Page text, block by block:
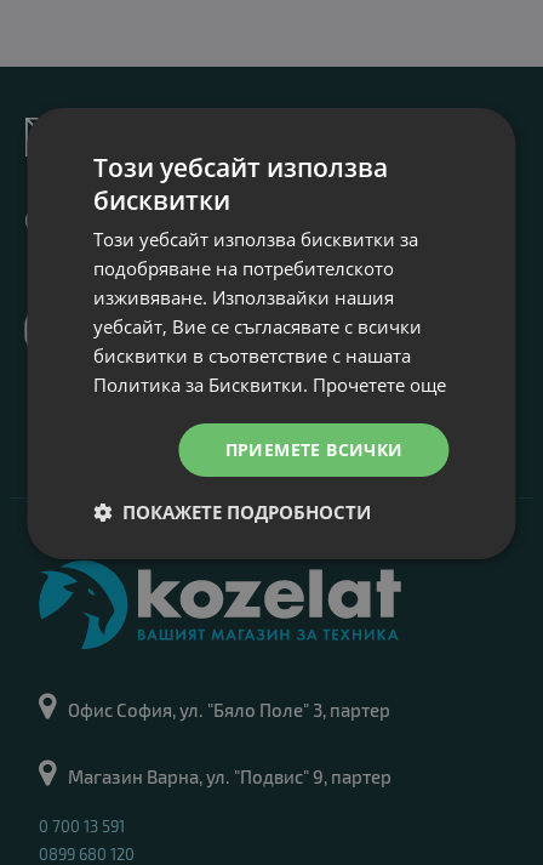
office@kozelat.com
0899 680 120
Понеделник - Петък: 9:00 - 17:30
Viber
0899 680 120
КОНТАКТНА ФОРМА
Офис София, ул. "Бяло Поле" 3, партер
Магазин Варна, ул. "Подвис" 9, партер
0 700 13 591
0899 680 120
Този уебсайт използва
бисквитки
Този уебсайт използва бисквитки за
подобряване на потребителското
изживяване. Използвайки нашия
уебсайт, Вие се съгласявате с всички
бисквитки в съответствие с нашата
Политика за Бисквитки. Прочетете още
ПРИЕМЕТЕ ВСИЧКИ
ПОКАЖЕТЕ ПОДРОБНОСТИ